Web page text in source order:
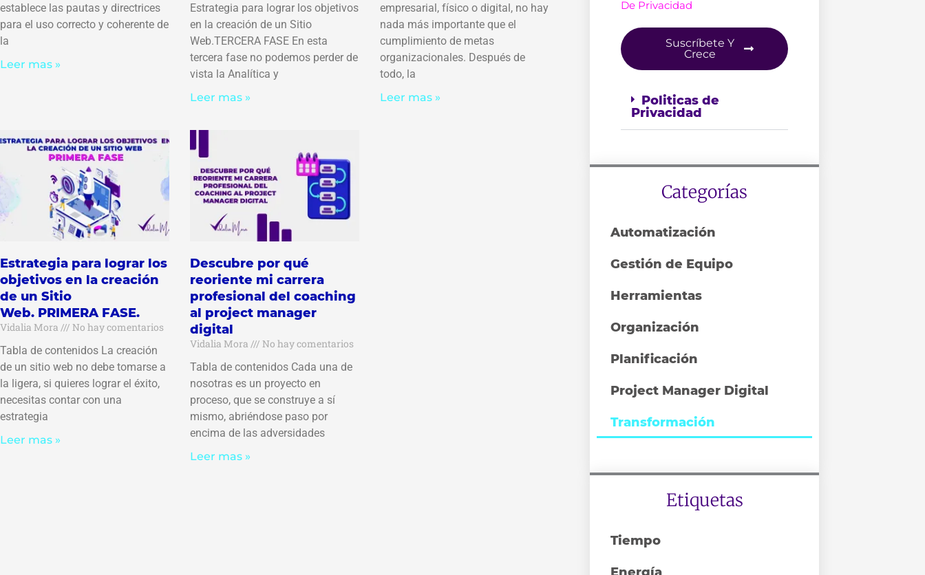
establece las pautas y directrices
para el uso correcto y coherente de
la
Leer mas »
Estrategia para lograr los objetivos
en la creación de un Sitio
Web.TERCERA FASE En esta
tercera fase no podemos perder de
vista la Analítica y
Leer mas »
empresarial, físico o digital, no hay
nada más importante que el
cumplimiento de metas
organizacionales. Después de
todo, la
Leer mas »
Estrategia para lograr los
objetivos en la creación
de un Sitio
Web. PRIMERA FASE.
Vidalia Mora
No hay comentarios
Tabla de contenidos La creación
de un sitio web no debe tomarse a
la ligera, si quieres lograr el éxito,
necesitas contar con una
estrategia
Leer mas »
Descubre por qué
reoriente mi carrera
profesional del coaching
al project manager
digital
Vidalia Mora
No hay comentarios
Tabla de contenidos Cada una de
nosotras es un proyecto en
proceso, que se construye a sí
mismo, abriéndose paso por
encima de las adversidades
Leer mas »
De Privacidad
Suscríbete Y
Crece
Politicas de
Privacidad
Categorías
Automatización
Gestión de Equipo
Herramientas
Organización
Planificación
Project Manager Digital
Transformación
Etiquetas
Tiempo